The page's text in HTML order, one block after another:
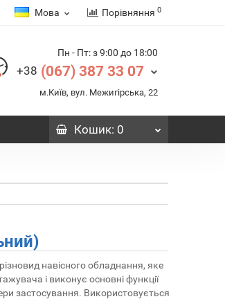
Мова Порівняння 0
Пн - Пт: з 9:00 до 18:00
+38 (067) 387 33 07
м.Київ, вул. Межигірська, 22
Кошик: 0
навісного обладнання, яке
і виконує основні функції
застосування. Використовується